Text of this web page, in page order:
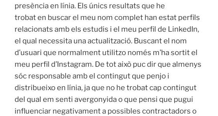
presència en línia. Els únics resultats que he
trobat en buscar el meu nom complet han estat perfils
relacionats amb els estudis i el meu perfil de LinkedIn,
el qual necessita una actualització. Buscant el nom
d’usuari que normalment utilitzo només m’ha sortit el
meu perfil d’Instagram. De tot això puc dir que almenys
sóc responsable amb el contingut que penjo i
distribueixo en línia, ja que no he trobat cap contingut
del qual em senti avergonyida o que pensi que pugui
influenciar negativament a possibles contractadors o